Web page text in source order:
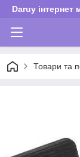
Daruy інтернет
Товари та